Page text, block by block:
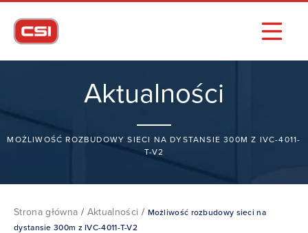
Aktualności
MOŻLIWOŚĆ ROZBUDOWY SIECI NA DYSTANSIE 300M Z IVC-4011-
T-V2
Strona główna / Aktualności / Możliwość rozbudowy sieci na
dystansie 300m z IVC-4011-T-V2